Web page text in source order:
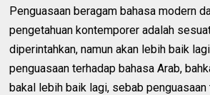
Penguasaan beragam bahasa modern
pengetahuan kontemporer adalah
diperintahkan, namun akan lebih baik
penguasaan terhadap bahasa Arab,
bakal lebih baik lagi, sebab penguasaan